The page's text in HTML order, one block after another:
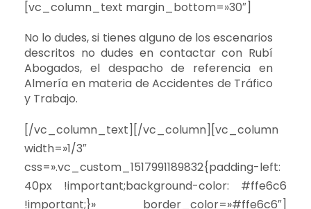
[vc_column_text margin_bottom=»30″]
No lo dudes, si tienes alguno de los escenarios
descritos no dudes en contactar con Rubí
Abogados, el despacho de referencia en
Almería en materia de Accidentes de Tráfico
y Trabajo.
[/vc_column_text][/vc_column][vc_column
width=»1/3″
css=».vc_custom_1517991189832{padding-left:
40px !important;background-color: #ffe6c6
!important;}» border_color=»#ffe6c6″]